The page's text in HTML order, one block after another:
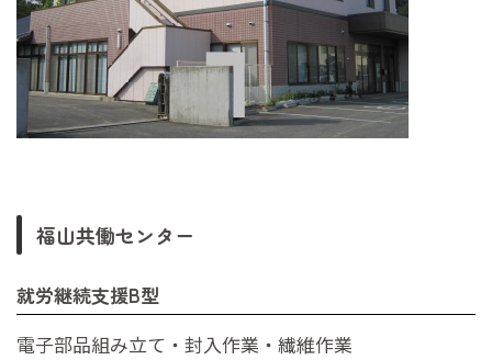
福山共働センター
就労継続支援B型
電子部品組み立て・封入作業・繊維作業